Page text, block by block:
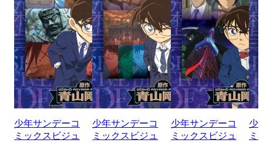
少年サンデーコ
ミックスビジュ
少年サンデーコ
ミックスビジュ
少年サンデーコ
ミックスビジュ
少
ミ